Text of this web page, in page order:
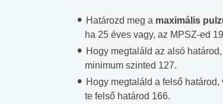
Határozd meg a maximális
ha 25 éves vagy, az MPSZ-ed
Hogy megtaláld az alsó
minimum szinted 127.
Hogy megtaláld a felső
te felső határod 166.